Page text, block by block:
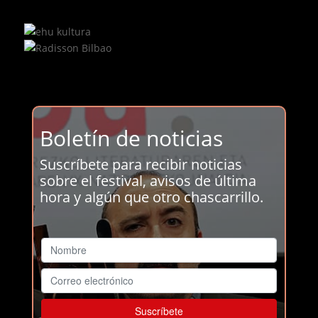
Boletín de noticias
Suscríbete para recibir noticias
sobre el festival, avisos de última
hora y algún que otro chascarrillo.